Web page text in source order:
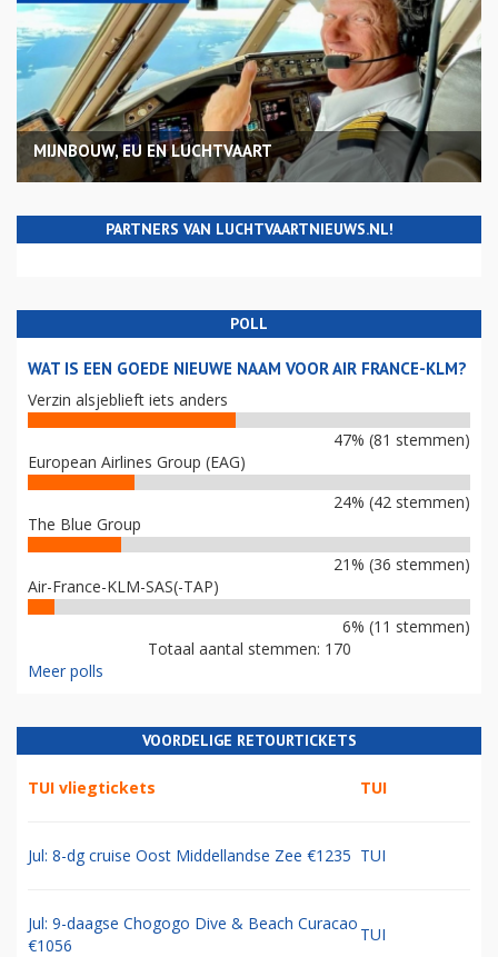
MIJNBOUW, EU EN LUCHTVAART
PARTNERS VAN LUCHTVAARTNIEUWS.NL!
POLL
WAT IS EEN GOEDE NIEUWE NAAM VOOR AIR FRANCE-KLM?
Verzin alsjeblieft iets anders
47% (81 stemmen)
European Airlines Group (EAG)
24% (42 stemmen)
The Blue Group
21% (36 stemmen)
Air-France-KLM-SAS(-TAP)
6% (11 stemmen)
Totaal aantal stemmen: 170
Meer polls
VOORDELIGE RETOURTICKETS
TUI vliegtickets TUI
Jul: 8-dg cruise Oost Middellandse Zee €1235 TUI
Jul: 9-daagse Chogogo Dive & Beach Curacao
€1056
TUI